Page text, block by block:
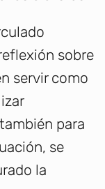
sobre
servir como
para
se
la